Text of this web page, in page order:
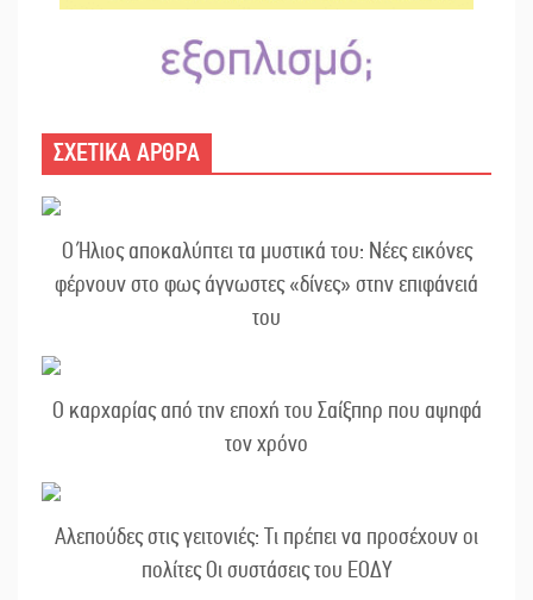
ΣΧΕΤΙΚΑ ΑΡΘΡΑ
Ο Ήλιος αποκαλύπτει τα μυστικά του: Νέες εικόνες
φέρνουν στο φως άγνωστες «δίνες» στην επιφάνειά
του
Ο καρχαρίας από την εποχή του Σαίξπηρ που αψηφά
τον χρόνο
Αλεπούδες στις γειτονιές: Τι πρέπει να προσέχουν οι
πολίτες Οι συστάσεις του ΕΟΔΥ